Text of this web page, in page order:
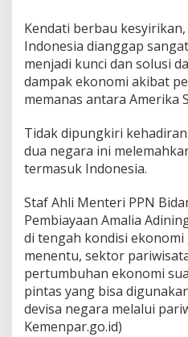
Kendati berbau
Indonesia dianggap
menjadi kunci dan solusi
dampak ekonomi akibat
memanas antara Amerika
Tidak dipungkiri
dua negara ini
termasuk Indonesia.
Staf Ahli Menteri PPN
Pembiayaan Amalia
di tengah kondisi
menentu, sektor
pertumbuhan ekonomi
pintas yang bisa
devisa negara melalui
Kemenpar.go.id)